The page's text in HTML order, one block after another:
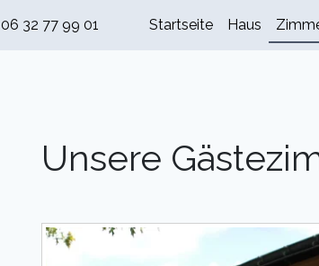
06 32 77 99 01 Startseite Haus
Unsere